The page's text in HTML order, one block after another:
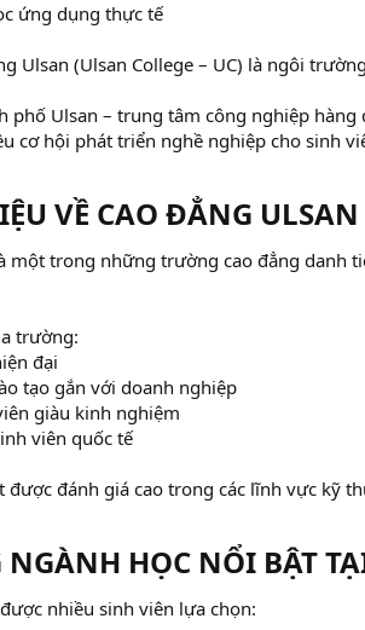
ứng dụng thực tế
Ulsan (Ulsan College – UC) là ngôi
phố Ulsan – trung tâm công nghiệp
cơ hội phát triển nghề nghiệp cho sinh
VỀ CAO ĐẲNG ULSAN​
một trong những trường cao đẳng danh
trường:
đại
tạo gắn với doanh nghiệp
giàu kinh nghiệm
viên quốc tế
được đánh giá cao trong các lĩnh vực kỹ
HỌC NỔI BẬT
nhiều sinh viên lựa chọn: